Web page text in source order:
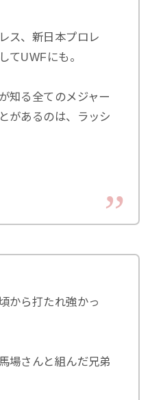
ス、新日本プロレ
てUWFにも。
知る全てのメジャー
があるのは、ラッシ
から打たれ強かっ
場さんと組んだ兄弟